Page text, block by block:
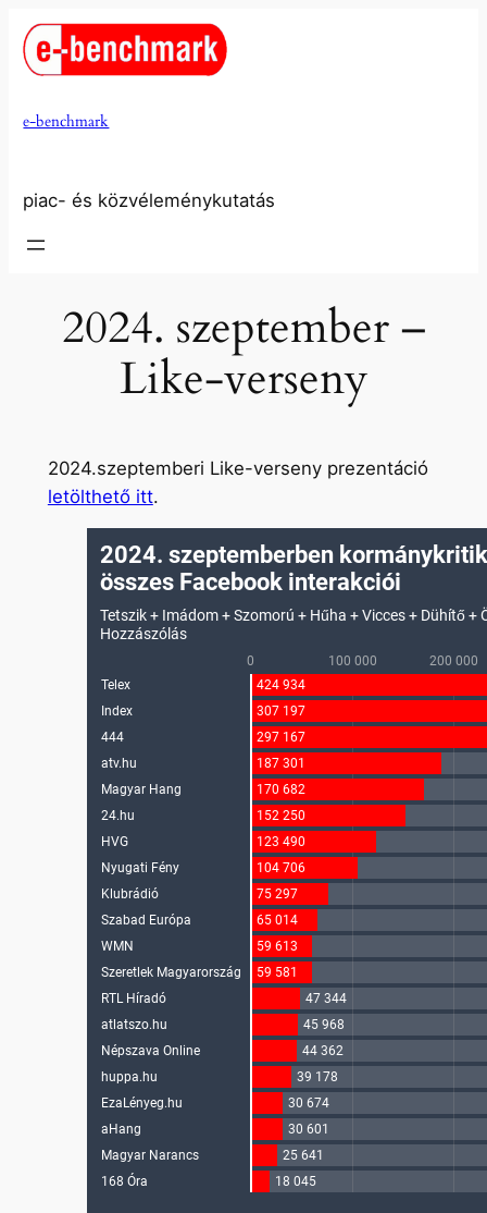
Ugrás
tartalomhoz
e-benchmark
piac- és közvéleménykutatás
2024. szeptember –
Like-verseny
2024.szeptemberi Like-verseny prezentáció
letölthető itt.